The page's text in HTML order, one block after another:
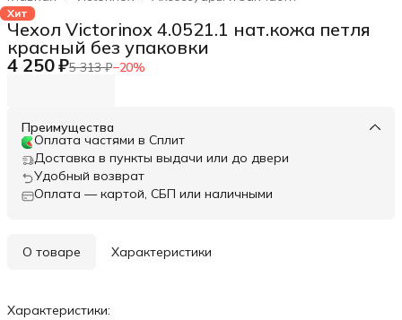
Хит
Чехол Victorinox 4.0521.1 нат.кожа петля
красный без упаковки
4 250 ₽5 313 ₽−20%
Преимущества
Оплата частями в Сплит
Доставка в пункты выдачи или до двери
Удобный возврат
Оплата — картой, СБП или наличными
О товаре Характеристики
Характеристики: